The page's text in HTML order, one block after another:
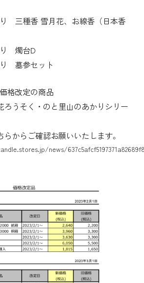
り 三種香 雪月花、お線香（日本香
り 燭台D
り 墓参セット
格改定の商品
ろうそく・のと里山のあかりシリー
からご確認お願いいたします。
news/